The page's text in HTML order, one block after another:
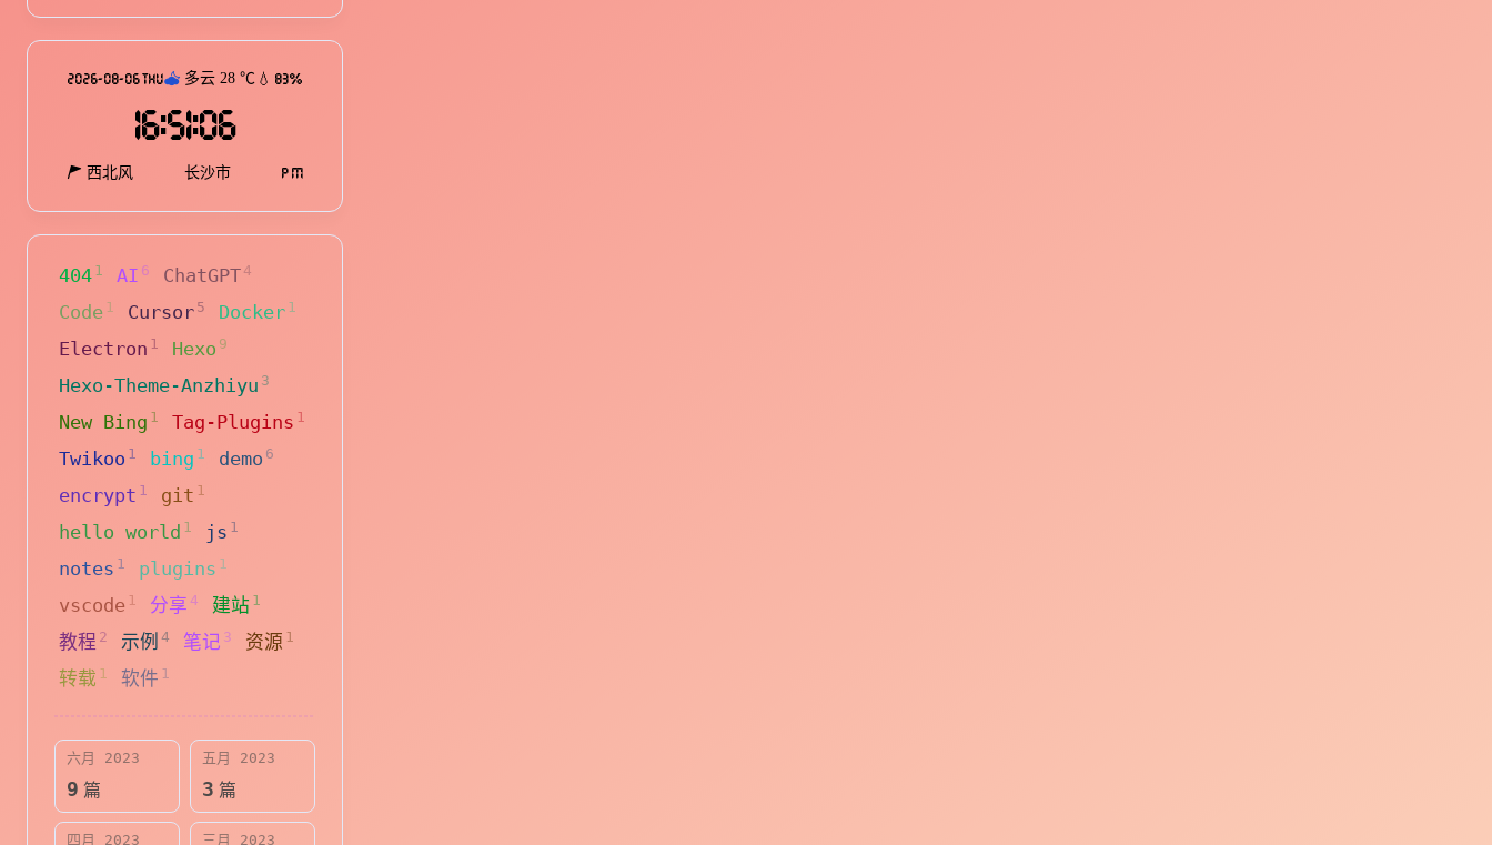
2026-08-06 THU 多云 28 ℃ 💧 83%
16:51:09
西北风 长沙市 P M
404 1 AI 6 ChatGPT 4
Code 1 Cursor 5 Docker 1
Electron 1 Hexo 9
Hexo-Theme-Anzhiyu 3
New Bing 1 Tag-Plugins 1
Twikoo 1 bing 1 demo 6
encrypt 1 git 1
hello world 1 js 1
notes 1 plugins 1
vscode 1 分享 4 建站 1
教程 2 示例 4 笔记 3 资源 1
转载 1 软件 1
六月 2023
9 篇
五月 2023
3 篇
四月 2023 三月 2023